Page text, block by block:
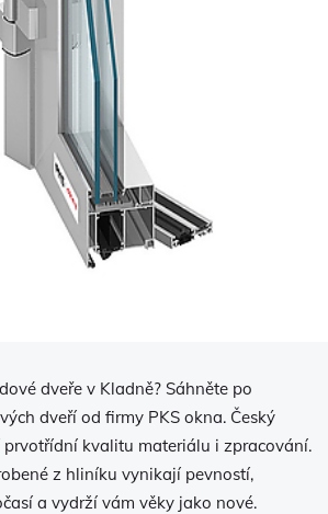
dveře v Kladně? Sáhněte po
dveří od firmy PKS okna. Český
prvotřídní kvalitu materiálu i zpracování.
z hliníku vynikají pevností,
a vydrží vám věky jako nové.